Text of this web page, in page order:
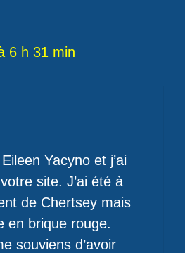
6 h 31 min
Yacyno et j’ai
site. J’ai été à
de Chertsey mais
en brique rouge.
souviens d’avoir